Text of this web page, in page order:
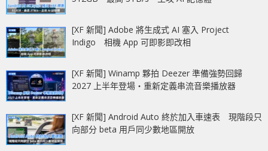
[XF 新聞] Adobe 將生成式 AI 塞入 Project
Indigo 相機 App 可即影即改相
[XF 新聞] Winamp 夥拍 Deezer 準備強勢回歸
2027 上半年登場‧重新定義串流音樂播放器
[XF 新聞] Android Auto 終於加入車速表 現階段只
向部分 beta 用戶同少數地區開放